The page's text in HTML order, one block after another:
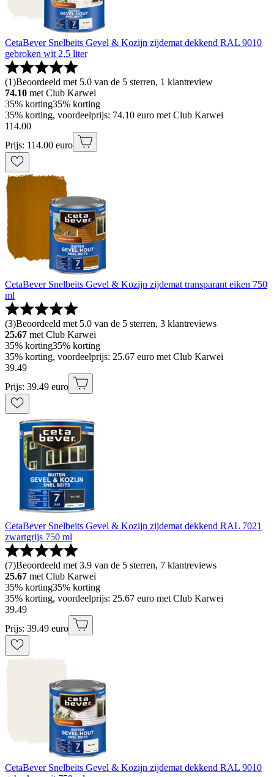
CetaBever Snelbeits Gevel & Kozijn zijdemat dekkend RAL 9010
gebroken wit 2,5 liter
(1)Beoordeeld met 5.0 van de 5 sterren, 1 klantreview
74.10 met Club Karwei
35% korting35% korting
35% korting, voordeelprijs: 74.10 euro met Club Karwei
114.00
Prijs: 114.00 euro
CetaBever Snelbeits Gevel & Kozijn zijdemat transparant eiken 750
ml
(3)Beoordeeld met 5.0 van de 5 sterren, 3 klantreviews
25.67 met Club Karwei
35% korting35% korting
35% korting, voordeelprijs: 25.67 euro met Club Karwei
39.49
Prijs: 39.49 euro
CetaBever Snelbeits Gevel & Kozijn zijdemat dekkend RAL 7021
zwartgrijs 750 ml
(7)Beoordeeld met 3.9 van de 5 sterren, 7 klantreviews
25.67 met Club Karwei
35% korting35% korting
35% korting, voordeelprijs: 25.67 euro met Club Karwei
39.49
Prijs: 39.49 euro
CetaBever Snelbeits Gevel & Kozijn zijdemat dekkend RAL 9010